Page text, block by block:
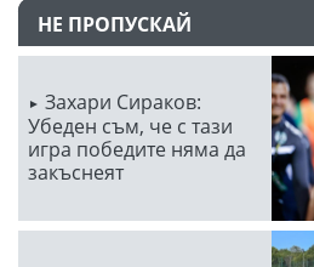
НЕ ПРОПУСКАЙ
Захари Сираков:
Убеден съм, че с тази
игра победите няма да
закъснеят